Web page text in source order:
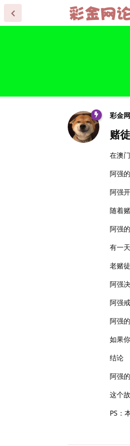
彩金
赌
在澳
阿强
阿强
随着
阿强
有一
老赌
阿强
阿强
阿强
如果
结论
阿强
这个
PS：